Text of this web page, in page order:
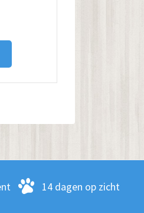
Dit
Deze
kan
gekozen
worden
14 dagen op zicht